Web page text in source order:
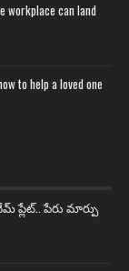
workplace can land
to help a loved one
ప్లేట్‌.. పేరు మార్పు